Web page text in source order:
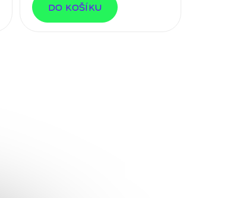
DO KOŠÍKU